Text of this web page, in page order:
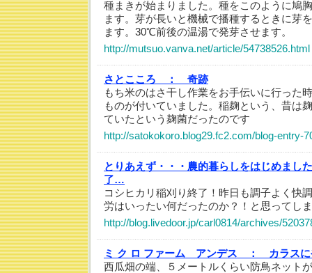
種まきが始まりました。種をこのように鳩
ます。芽が長いと機械で播種するときに芽
ます。30℃前後の温湯で発芽させます。
http://mutsuo.vanva.net/article/54738526.html
さとこころ ：
奇跡
もち米のはさ干し作業をお手伝いに行った
ものが付いていました。稲麹という、昔は
ていたという麹菌だったのです
http://satokokoro.blog29.fc2.com/blog-entry-
とりあえず・・・農的暮らしをはじめまし
了…
コシヒカリ稲刈り終了！昨日も調子よく快
労はいったい何だったのか？！と思ってし
http://blog.livedoor.jp/carl0814/archives/
ミ ク ロ ファーム アンデス ：
カラス
西瓜畑の端、５メートルくらい防鳥ネット